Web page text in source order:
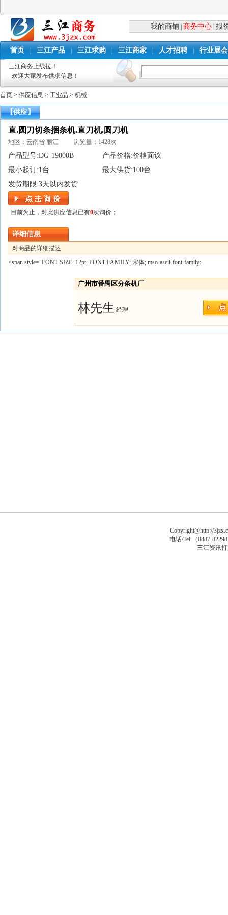
我的商铺| 商务中心| 报
首页 三江产品 三江求购 三江商家 人才招聘 行业展会
三江商务上线拉！
欢迎大家发布供求信息！
首页 > 供应信息 > 工业品 > 机械
【供应】
直.圆刀切条捆条机.直刀机.圆刀机
地区：云南省 丽江 浏览量：1428次
产品型号:DG-19000B 产品价格:价格面议
最小起订:1台 最大供货:100台
发货期限:3天以内发货
目前为止，对此供应信息已有0次询价；
详细信息
对商品的详细描述
<span style="FONT-SIZE: 12pt; FONT-FAMILY: 宋体; mso-ascii-font-family:
广州市番禺区分条机厂
林先生 经理
Copyright@http://
电话/Tel:（0887-
三江资讯